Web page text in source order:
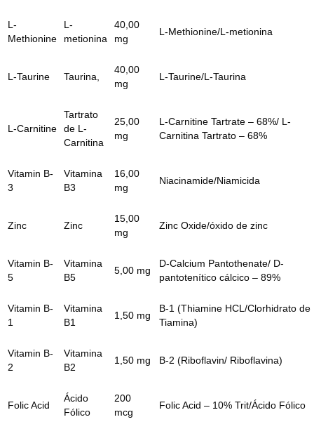
L-
Methionine
L-
metionina
40,00
mg
L-Methionine/L-metionina
L-Taurine Taurina,
40,00
mg
L-Taurine/L-Taurina
L-Carnitine
Tartrato
de L-
Carnitina
25,00
mg
L-Carnitine Tartrate – 68%/ L-
Carnitina Tartrato – 68%
Vitamin B-
3
Vitamina
B3
16,00
mg
Niacinamide/Niamicida
Zinc Zinc
15,00
mg
Zinc Oxide/óxido de zinc
Vitamin B-
5
Vitamina
B5
5,00 mg
D-Calcium Pantothenate/ D-
pantotenítico cálcico – 89%
Vitamin B-
1
Vitamina
B1
1,50 mg
B-1 (Thiamine HCL/Clorhidrato de
Tiamina)
Vitamin B-
2
Vitamina
B2
1,50 mg B-2 (Riboflavin/ Riboflavina)
Folic Acid
Ácido
Fólico
200
mcg
Folic Acid – 10% Trit/Ácido Fólico